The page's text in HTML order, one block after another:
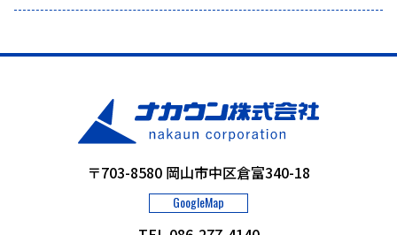
〒703-8580 岡山市中区倉富340-18
GoogleMap